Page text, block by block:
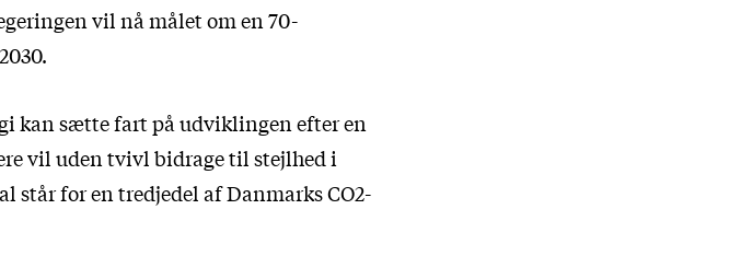
vil nå målet om en 70-
kan sætte fart på udviklingen efter en
vil uden tvivl bidrage til stejlhed i
for en tredjedel af Danmarks CO2-